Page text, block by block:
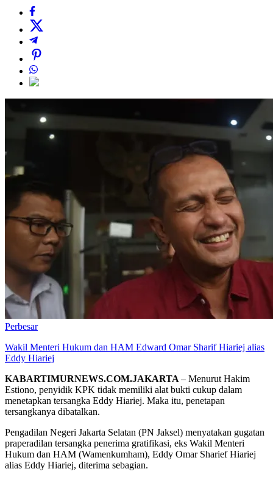
Perbesar
Wakil Menteri Hukum dan HAM Edward Omar Sharif Hiariej alias
Eddy Hiariej
KABARTIMURNEWS.COM.JAKARTA– Menurut Hakim
Estiono, penyidik KPK tidak memiliki alat bukti cukup dalam
menetapkan tersangka Eddy Hiariej. Maka itu, penetapan
tersangkanya dibatalkan.
Pengadilan Negeri Jakarta Selatan (PN Jaksel) menyatakan gugatan
praperadilan tersangka penerima gratifikasi, eks Wakil Menteri
Hukum dan HAM (Wamenkumham), Eddy Omar Sharief Hiariej
alias Eddy Hiariej, diterima sebagian.